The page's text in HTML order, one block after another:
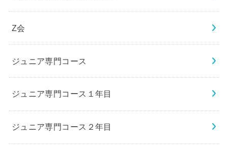
Z会
ジュニア専門コース
ジュニア専門コース１年目
ジュニア専門コース２年目